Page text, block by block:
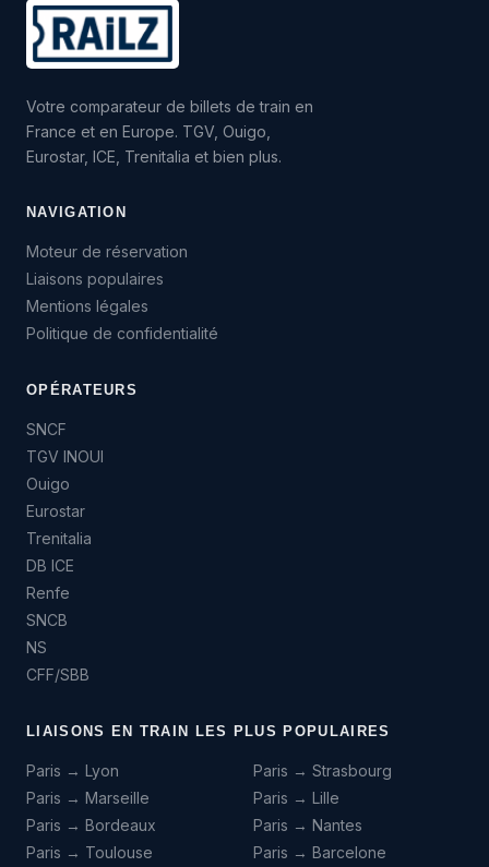
Votre comparateur de billets de train en
France et en Europe. TGV, Ouigo,
Eurostar, ICE, Trenitalia et bien plus.
NAVIGATION
Moteur de réservation
Liaisons populaires
Mentions légales
Politique de confidentialité
OPÉRATEURS
SNCF
TGV INOUI
Ouigo
Eurostar
Trenitalia
DB ICE
Renfe
SNCB
NS
CFF/SBB
LIAISONS EN TRAIN LES PLUS POPULAIRES
Paris → Lyon
Paris → Marseille
Paris → Bordeaux
Paris → Toulouse
Paris → Strasbourg
Paris → Lille
Paris → Nantes
Paris → Barcelone